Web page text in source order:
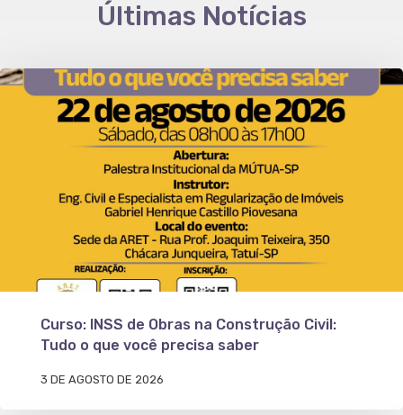
Últimas Notícias
Curso: INSS de Obras na Construção Civil:
Tudo o que você precisa saber
3 DE AGOSTO DE 2026